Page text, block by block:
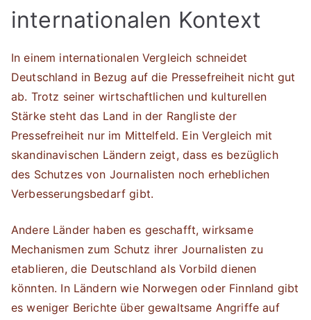
internationalen Kontext
In einem internationalen Vergleich schneidet
Deutschland in Bezug auf die Pressefreiheit nicht gut
ab. Trotz seiner wirtschaftlichen und kulturellen
Stärke steht das Land in der Rangliste der
Pressefreiheit nur im Mittelfeld. Ein Vergleich mit
skandinavischen Ländern zeigt, dass es bezüglich
des Schutzes von Journalisten noch erheblichen
Verbesserungsbedarf gibt.
Andere Länder haben es geschafft, wirksame
Mechanismen zum Schutz ihrer Journalisten zu
etablieren, die Deutschland als Vorbild dienen
könnten. In Ländern wie Norwegen oder Finnland gibt
es weniger Berichte über gewaltsame Angriffe auf